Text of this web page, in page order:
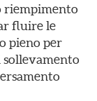
riempimento
fluire le
pieno per
sollevamento